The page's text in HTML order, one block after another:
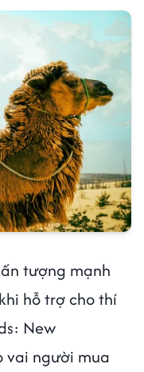
tượng mạnh
hỗ trợ cho thí
New
vai người mua